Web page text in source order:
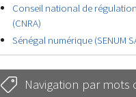
Conseil national de
(CNRA)
Sénégal numérique (SENUM
Navigation par mots